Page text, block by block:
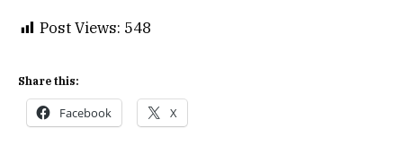
Post Views: 548
Share this:
Facebook X